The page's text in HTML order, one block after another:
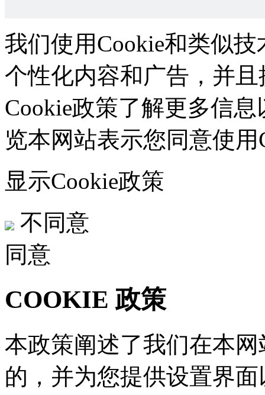
我们使用Cookie和类似技
个性化内容和广告，并
Cookie政策了解更多信
览本网站表示您同意使用
显示Cookie政策
不同意
同意
COOKIE 政策
本政策阐述了我们在本
的，并为您提供设置